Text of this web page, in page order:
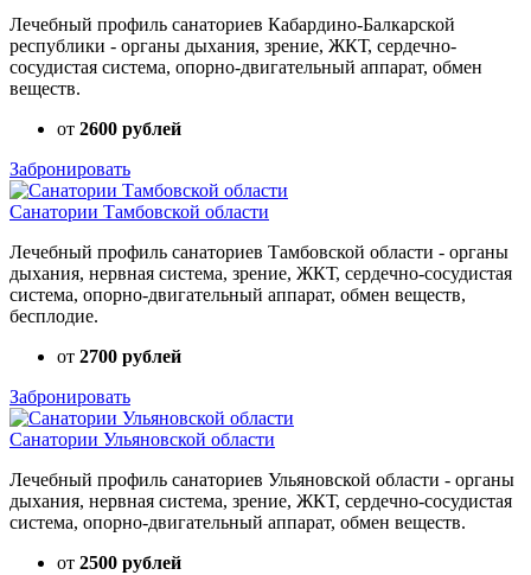
Лечебный профиль санаториев Кабардино-Балкарской
республики - органы дыхания, зрение, ЖКТ, сердечно-
сосудистая система, опорно-двигательный аппарат, обмен
веществ.
от 2600 рублей
Забронировать
Санатории Тамбовской области
Лечебный профиль санаториев Тамбовской области - органы
дыхания, нервная система, зрение, ЖКТ, сердечно-сосудистая
система, опорно-двигательный аппарат, обмен веществ,
бесплодие.
от 2700 рублей
Забронировать
Санатории Ульяновской области
Лечебный профиль санаториев Ульяновской области - органы
дыхания, нервная система, зрение, ЖКТ, сердечно-сосудистая
система, опорно-двигательный аппарат, обмен веществ.
от 2500 рублей